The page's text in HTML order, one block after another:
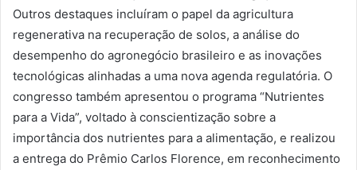
Outros destaques incluíram o papel da agricultura
regenerativa na recuperação de solos, a análise do
desempenho do agronegócio brasileiro e as inovações
tecnológicas alinhadas a uma nova agenda regulatória. O
congresso também apresentou o programa “Nutrientes
para a Vida”, voltado à conscientização sobre a
importância dos nutrientes para a alimentação, e realizou
a entrega do Prêmio Carlos Florence, em reconhecimento